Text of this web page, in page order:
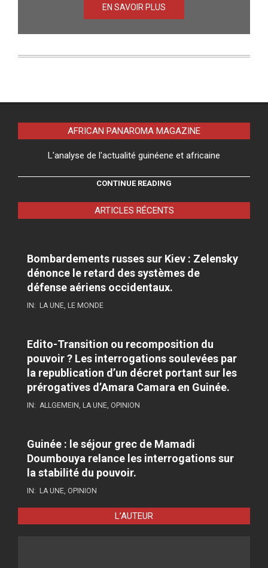
EN SAVOIR PLUS
AFRICAN PANAROMA MAGAZINE
L'analyse de l'actualité guinéene et africaine
CONTINUE READING
ARTICLES RÉCENTS
Bombardements russes sur Kiev : Zelensky
dénonce le retard des systèmes de
défense aériens occidentaux.
IN: LA UNE, LE MONDE
Edito-Transition ou recomposition du
pouvoir ? Les interrogations soulevées par
la republication d’un décret portant sur les
prérogatives d’Amara Camara en Guinée.
IN: ALLGEMEIN, LA UNE, OPINION
Guinée : le séjour grec de Mamadi
Doumbouya relance les interrogations sur
la stabilité du pouvoir.
IN: LA UNE, OPINION
L’AUTEUR